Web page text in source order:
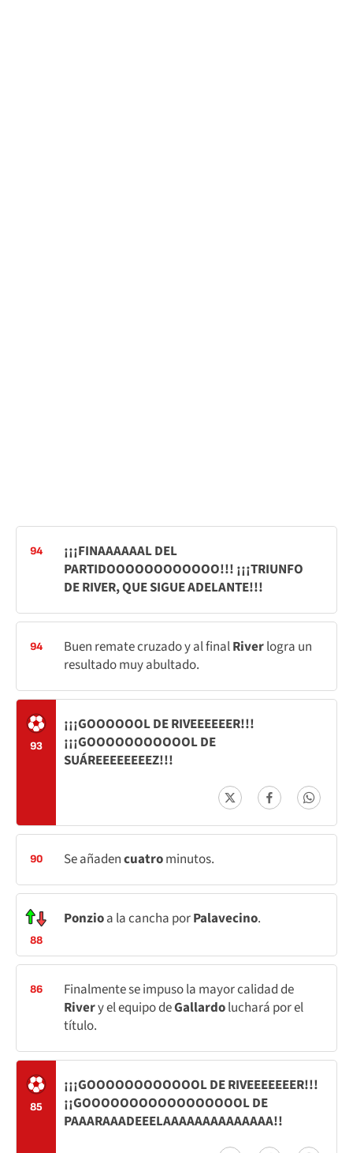
94
¡¡¡FINAAAAAAL DEL
PARTIDOOOOOOOOOOOO!!! ¡¡¡TRIUNFO
DE RIVER, QUE SIGUE ADELANTE!!!
94 Buen remate cruzado y al finalRiverlogra un
resultado muy abultado.
93
¡¡¡GOOOOOOL DE RIVEEEEEER!!!
¡¡¡GOOOOOOOOOOOL DE
SUÁREEEEEEEEZ!!!
90 Se añadencuatrominutos.
88
Ponzioa la cancha porPalavecino.
86
Finalmente se impuso la mayor calidad de
Rivery el equipo deGallardoluchará por el
título.
85
¡¡¡GOOOOOOOOOOOOL DE RIVEEEEEEER!!!
¡¡GOOOOOOOOOOOOOOOOOL DE
PAAARAAADEEELAAAAAAAAAAAAAA!!